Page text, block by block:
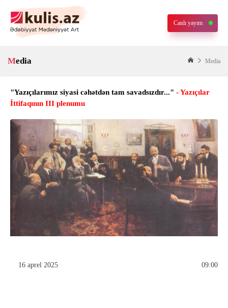
Canlı yayım
Media Media
"Yazıçılarımız siyasi cəhətdən tam savadsızdır..." - Yazıçılar
İttifaqının III plenumu
16 aprel 2025 09:00